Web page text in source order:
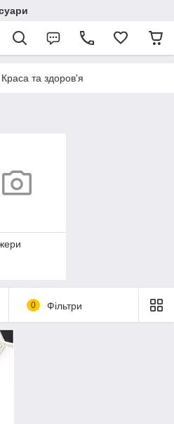
Краса та здоров'я
0 Фільтри